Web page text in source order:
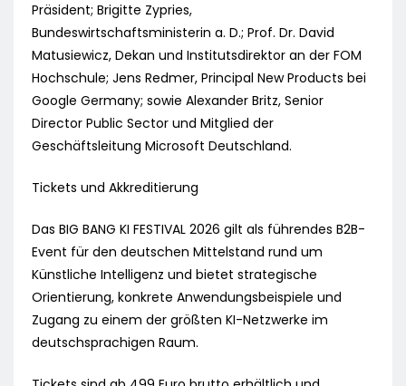
Präsident; Brigitte Zypries,
Bundeswirtschaftsministerin a. D.; Prof. Dr. David
Matusiewicz, Dekan und Institutsdirektor an der FOM
Hochschule; Jens Redmer, Principal New Products bei
Google Germany; sowie Alexander Britz, Senior
Director Public Sector und Mitglied der
Geschäftsleitung Microsoft Deutschland.
Tickets und Akkreditierung
Das BIG BANG KI FESTIVAL 2026 gilt als führendes B2B-
Event für den deutschen Mittelstand rund um
Künstliche Intelligenz und bietet strategische
Orientierung, konkrete Anwendungsbeispiele und
Zugang zu einem der größten KI-Netzwerke im
deutschsprachigen Raum.